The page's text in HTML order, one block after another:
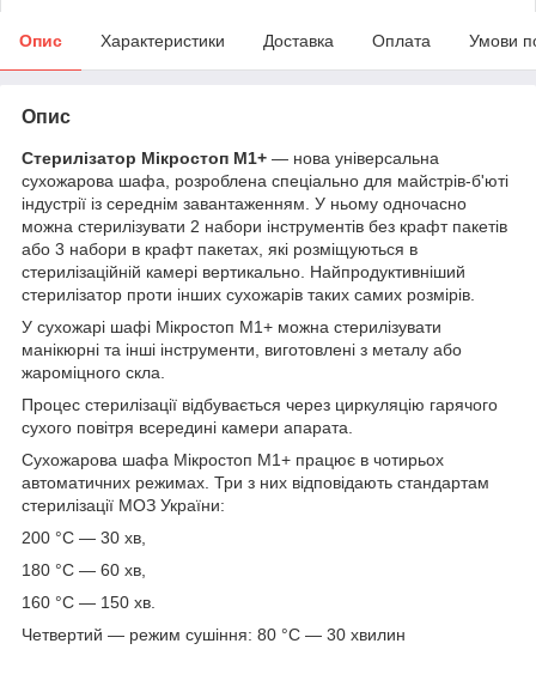
Опис Характеристики Доставка Оплата Умови
Опис
Стерилізатор Мікростоп М1+ — нова універсальна
сухожарова шафа, розроблена спеціально для майстрів-б'юті
індустрії із середнім завантаженням. У ньому одночасно
можна стерилізувати 2 набори інструментів без крафт пакетів
або 3 набори в крафт пакетах, які розміщуються в
стерилізаційній камері вертикально. Найпродуктивніший
стерилізатор проти інших сухожарів таких самих розмірів.
У сухожарі шафі Мікростоп М1+ можна стерилізувати
манікюрні та інші інструменти, виготовлені з металу або
жароміцного скла.
Процес стерилізації відбувається через циркуляцію гарячого
сухого повітря всередині камери апарата.
Сухожарова шафа Мікростоп М1+ працює в чотирьох
автоматичних режимах. Три з них відповідають стандартам
стерилізації МОЗ України:
200 °C — 30 хв,
180 °C — 60 хв,
160 °C — 150 хв.
Четвертий — режим сушіння: 80 °C — 30 хвилин